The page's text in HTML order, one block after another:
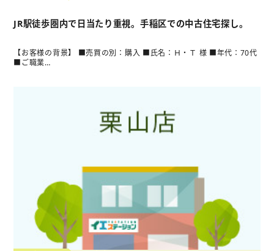
JR駅徒歩圏内で日当たり重視。手稲区での中古住宅探し。
【お客様の背景】 ■売買の別：購入 ■氏名：Ｈ・Ｔ 様 ■年代：70代
■ご職業…